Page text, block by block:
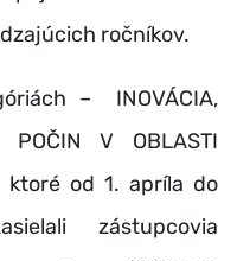
ročníkov.
– INOVÁCIA,
POČIN V OBLASTI
ktoré od 1. apríla do
zástupcovia